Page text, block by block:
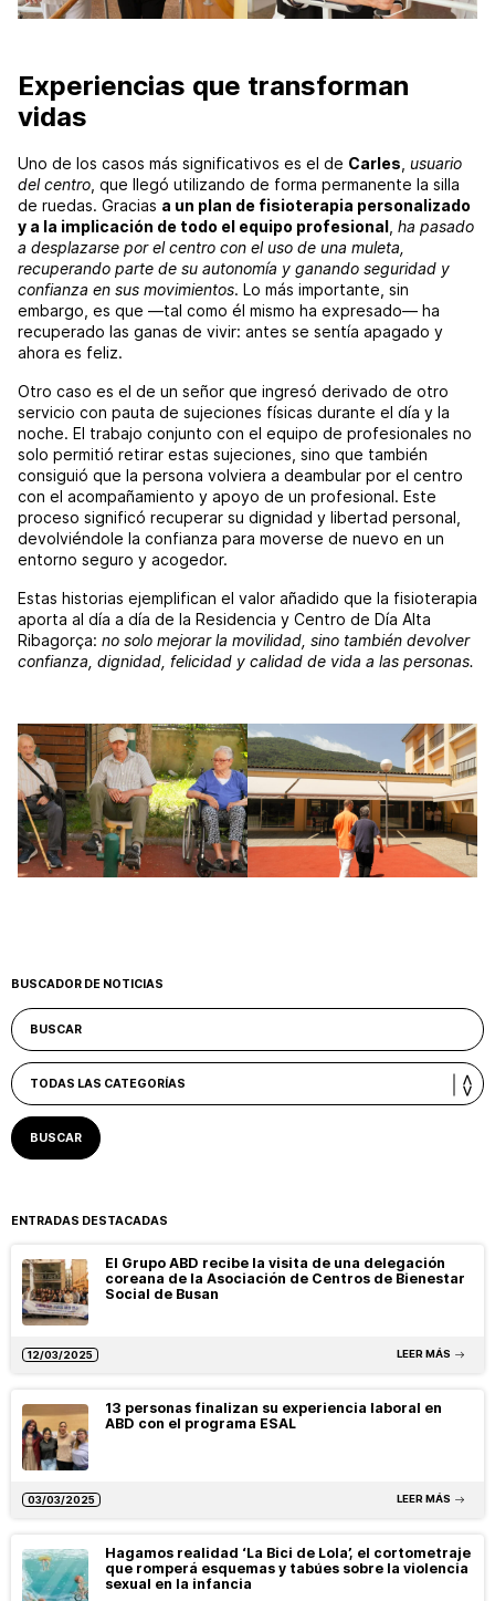
Experiencias que transforman
vidas
Uno de los casos más significativos es el de Carles usuario
del centro , que llegó utilizando de forma permanente la silla
de ruedas. Gracias a un plan de fisioterapia personalizado
y a la implicación de todo el equipo profesional ha pasado
a desplazarse por el centro con el uso de una muleta,
recuperando parte de su autonomía y ganando seguridad y
confianza en sus movimientos. Lo más importante, sin
embargo, es que —tal como él mismo ha expresado— ha
recuperado las ganas de vivir: antes se sentía apagado y
ahora es feliz.
Otro caso es el de un señor que ingresó derivado de otro
servicio con pauta de sujeciones físicas durante el día y la
noche. El trabajo conjunto con el equipo de profesionales no
solo permitió retirar estas sujeciones, sino que también
consiguió que la persona volviera a deambular por el centro
con el acompañamiento y apoyo de un profesional. Este
proceso significó recuperar su dignidad y libertad personal,
devolviéndole la confianza para moverse de nuevo en un
entorno seguro y acogedor.
Estas historias ejemplifican el valor añadido que la fisioterapia
aporta al día a día de la Residencia y Centro de Día Alta
Ribagorça: no solo mejorar la movilidad, sino también devolver
confianza, dignidad, felicidad y calidad de vida a las personas.
BUSCADOR DE NOTICIAS
ENTRADAS DESTACADAS
El Grupo ABD recibe la visita de una delegación
coreana de la Asociación de Centros de Bienestar
Social de Busan
12/03/2025 LEER MÁS
13 personas finalizan su experiencia laboral en
ABD con el programa ESAL
03/03/2025 LEER MÁS
Hagamos realidad ‘La Bici de Lola’, el cortometraje
que romperá esquemas y tabúes sobre la violencia
sexual en la infancia